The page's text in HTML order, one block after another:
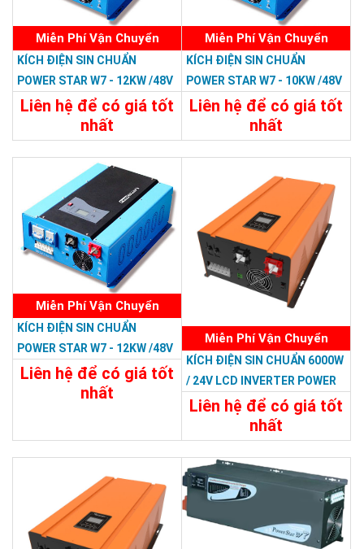
Miễn Phí Vận Chuyển
KÍCH ĐIỆN SIN CHUẨN
POWER STAR W7 - 12KW /48V
LCD
Liên hệ để có giá tốt
nhất
35.988.000đ
Đặt Mua
Miễn Phí Vận Chuyển
KÍCH ĐIỆN SIN CHUẨN
POWER STAR W7 - 10KW /48V
LCD
Liên hệ để có giá tốt
nhất
33.588.000đ
Miễn Phí Vận Chuyển
KÍCH ĐIỆN SIN CHUẨN
POWER STAR W7 - 12KW /48V
Liên hệ để có giá tốt
nhất
Chi Tiết Đặt Mua
Miễn Phí Vận Chuyển
KÍCH ĐIỆN SIN CHUẨN 6000W
/ 24V LCD INVERTER POWER
RP
Liên hệ để có giá tốt
nhất
22.788.000đ
Chi Tiết Đặt Mua